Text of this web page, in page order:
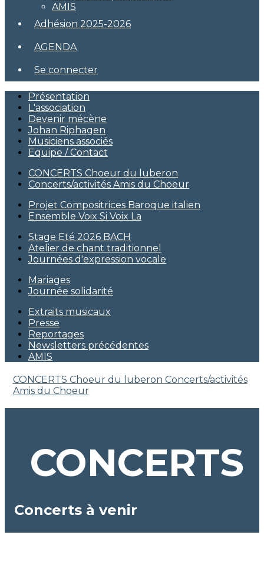
AMIS
Adhésion 2025-2026
AGENDA
Se connecter
Présentation
L'association
Devenir mécène
Johan Riphagen
Musiciens associés
Equipe / Contact
CONCERTS Choeur du luberon
Concerts/activités Amis du Choeur
Projet Compositrices Baroque italien
Ensemble Voix Si Voix La
Stage Eté 2026 BACH
Atelier de chant traditionnel
Journées d'expression vocale
Mariages
Journée solidarité
Extraits musicaux
Presse
Reportages
Newsletters précédentes
AMIS
CONCERTS Choeur du luberon Concerts/activités
Amis du Choeur
CONCERTS
Concerts à venir